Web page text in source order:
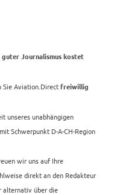
Journalismus kostet
Sie Aviation.Direct freiwillig
unseres unabhängigen
Schwerpunkt D-A-CH-Region
wir uns auf Ihre
direkt an den Redakteur
alternativ über die